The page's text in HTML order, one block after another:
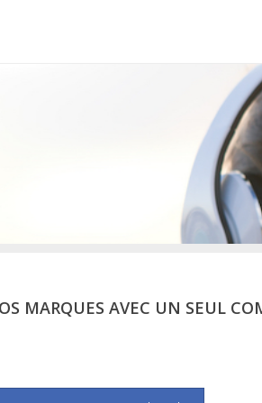
MARQUES AVEC UN SEUL